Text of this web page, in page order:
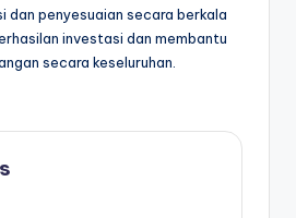
dan penyesuaian secara berkala
investasi dan membantu
secara keseluruhan.